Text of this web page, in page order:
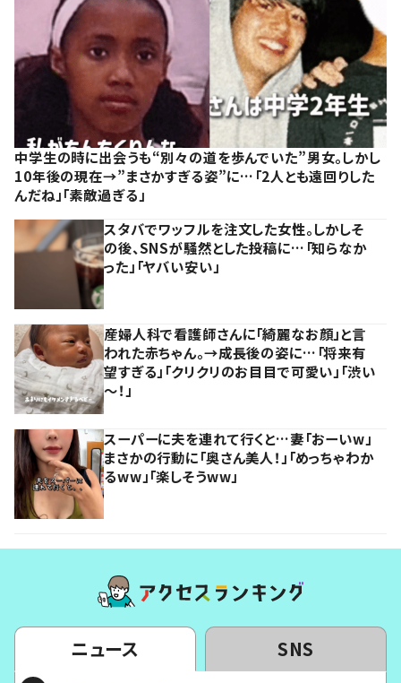
中学生の時に出会うも“別々の道を歩んでいた”男女。しかし
10年後の現在→”まさかすぎる姿”に…「2人とも遠回りした
んだね」「素敵過ぎる」
スタバでワッフルを注文した女性。しかしそ
の後、SNSが騒然とした投稿に…「知らなか
った」「ヤバい安い」
産婦人科で看護師さんに「綺麗なお顔」と言
われた赤ちゃん。→成長後の姿に…「将来有
望すぎる」「クリクリのお目目で可愛い」「渋い
～！」
スーパーに夫を連れて行くと…妻「おーいw」
まさかの行動に「奥さん美人！」「めっちゃわか
るww」「楽しそうww」
ニュース SNS